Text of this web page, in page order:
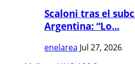
Scaloni tras el
Argentina: “Lo...
enelarea Jul 27, 2026